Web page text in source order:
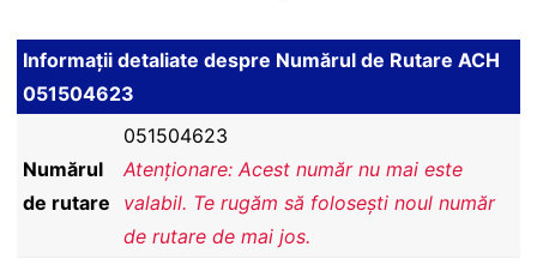
Informații detaliate despre Numărul de Rutare ACH
051504623
Numărul
de rutare
051504623
Atenționare: Acest număr nu mai este
valabil. Te rugăm să folosești noul număr
de rutare de mai jos.